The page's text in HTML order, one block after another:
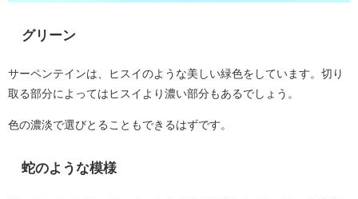
グリーン
サーペンテインは、ヒスイのような美しい緑色をしています。切り
取る部分によってはヒスイより濃い部分もあるでしょう。
色の濃淡で選びとることもできるはずです。
蛇のような模様